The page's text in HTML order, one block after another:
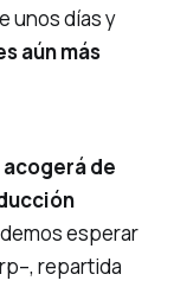
unos días y
aún más
acogerá de
esperar
repartida